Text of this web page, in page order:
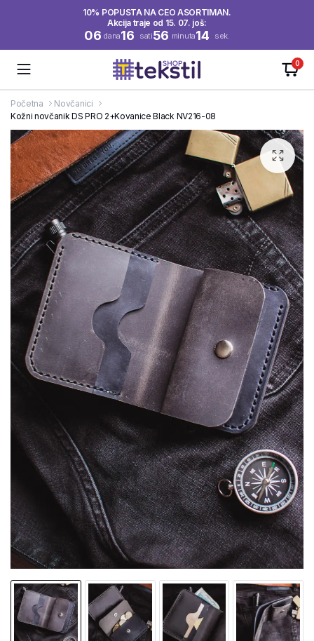
10% POPUSTA NA CEO ASORTIMAN.
Akcija traje od 15. 07. još:
06 dana16 sati56 minuta13 sek.
0
Početna
Novčanici
Kožni novčanik DS PRO 2+Kovanice Black NV216-08